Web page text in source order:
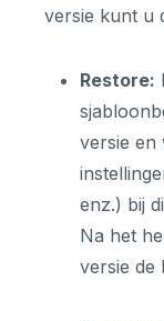
versie kunt u
Restore:
versie en
enz.) bij
Na het
versie de